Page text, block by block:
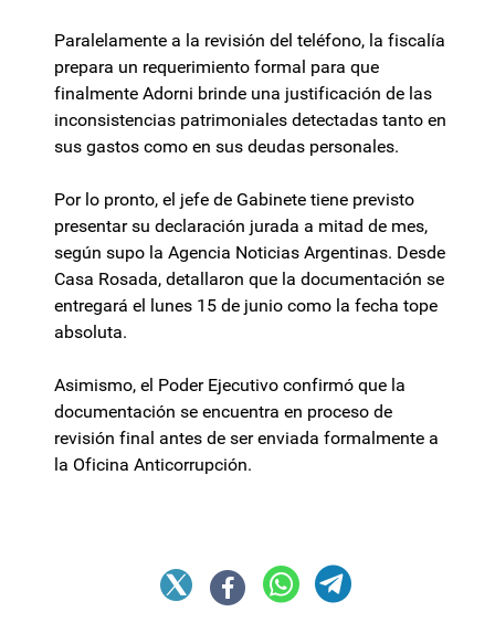
Paralelamente a la revisión del teléfono, la fiscalía
prepara un requerimiento formal para que
finalmente Adorni brinde una justificación de las
inconsistencias patrimoniales detectadas tanto en
sus gastos como en sus deudas personales.
Por lo pronto, el jefe de Gabinete tiene previsto
presentar su declaración jurada a mitad de mes,
según supo la Agencia Noticias Argentinas. Desde
Casa Rosada, detallaron que la documentación se
entregará el lunes 15 de junio como la fecha tope
absoluta.
Asimismo, el Poder Ejecutivo confirmó que la
documentación se encuentra en proceso de
revisión final antes de ser enviada formalmente a
la Oficina Anticorrupción.